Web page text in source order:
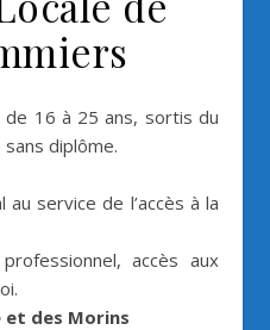
diplôme.
service de l’accès à la
accès aux
et des Morins